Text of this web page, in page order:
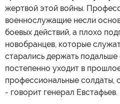
жертвой этой войны.
военнослужащие несли
боевых действий, а плохо
новобранцев, которые
старались держать
постепенно уходит в
профессиональные солдаты,
- говорит генерал Евстафьев.